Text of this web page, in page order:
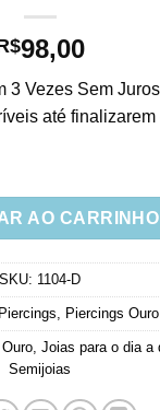
98,00
3 Vezes Sem
até finalizarem
Semi Joias Da
AO CARRINHO
SKU: 1104-D
Piercings Piercings Ouro
, Joias para o dia a
Semijoias